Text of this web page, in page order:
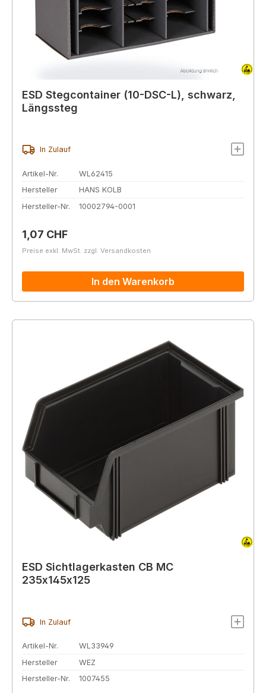
ESD Stegcontainer (10-DSC-L), schwarz,
Längssteg
In Zulauf
Artikel-Nr.
WL62415
Hersteller
HANS KOLB
Hersteller-Nr.
10002794-0001
Regulärer Preis:
1,07 CHF
Preise exkl. MwSt. zzgl. Versandkosten
In den Warenkorb
ESD Sichtlagerkasten CB MC
235x145x125
In Zulauf
Artikel-Nr.
WL33949
Hersteller
WEZ
Hersteller-Nr.
1007455